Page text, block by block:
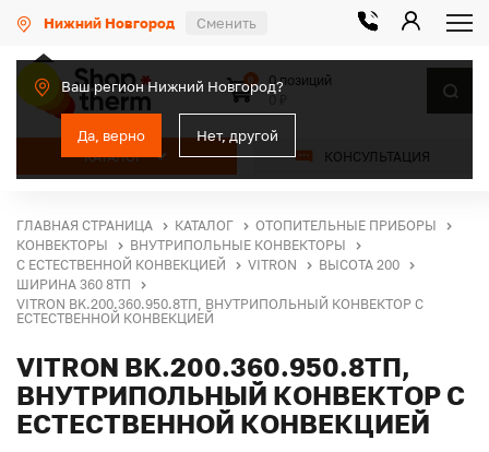
Нижний Новгород Сменить
Ваш регион Нижний Новгород?
Да, верно Нет, другой
КАТАЛОГ КОНСУЛЬТАЦИЯ
0
0 позиций
ГЛАВНАЯ СТРАНИЦА КАТАЛОГ
ОТОПИТЕЛЬНЫЕ ПРИБОРЫ
КОНВЕКТОРЫ
ВНУТРИПОЛЬНЫЕ КОНВЕКТОРЫ
С ЕСТЕСТВЕННОЙ КОНВЕКЦИЕЙ
VITRON
ВЫСОТА 200
ШИРИНА 360 8ТП
VITRON BK.200.360.950.8ТП, ВНУТРИПОЛЬНЫЙ КОНВЕКТОР С
ЕСТЕСТВЕННОЙ КОНВЕКЦИЕЙ
VITRON BK.200.360.950.8ТП,
ВНУТРИПОЛЬНЫЙ КОНВЕКТОР С
ЕСТЕСТВЕННОЙ КОНВЕКЦИЕЙ